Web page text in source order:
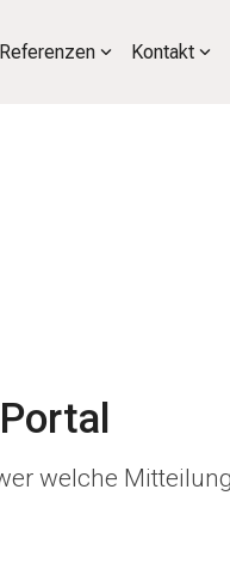
Referenzen Kontakt
welche